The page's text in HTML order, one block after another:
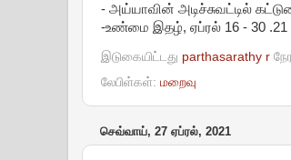
- அய்யாவின் அடிச்சுவட்டில்
-உண்மை இதழ், ஏப்ரல் 16 - 30 .21
இடுகையிட்டது parthasarathy r
லேபிள்கள்: மறைவு
செவ்வாய், 27 ஏப்ரல், 2021